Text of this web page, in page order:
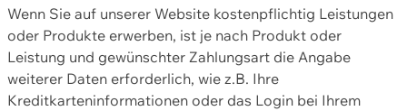
Wenn Sie auf unserer Website kostenpflichtig Leistungen
oder Produkte erwerben, ist je nach Produkt oder
Leistung und gewünschter Zahlungsart die Angabe
weiterer Daten erforderlich, wie z.B. Ihre
Kreditkarteninformationen oder das Login bei Ihrem